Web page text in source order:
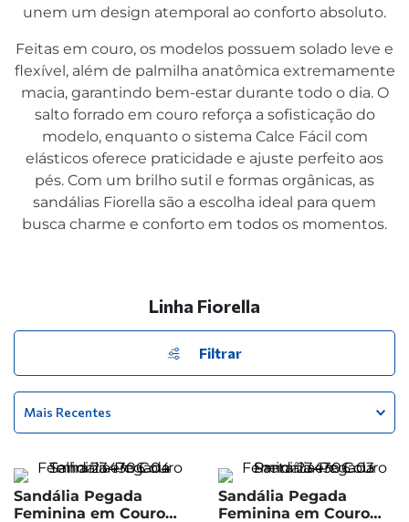
unem um design atemporal ao conforto absoluto.
Feitas em couro, os modelos possuem solado leve e
flexível, além de palmilha anatômica extremamente
macia, garantindo bem-estar durante todo o dia. O
salto forrado em couro reforça a sofisticação do
modelo, enquanto o sistema Calce Fácil com
elásticos oferece praticidade e ajuste perfeito aos
pés. Com um brilho sutil e formas orgânicas, as
sandálias Fiorella são a escolha ideal para quem
busca charme e conforto em todos os momentos.
Linha Fiorella
Filtrar
Mais Recentes
Sandália Pegada
Feminina em Couro
Sandália Pegada
Feminina em Couro